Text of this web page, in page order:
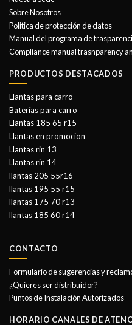
Sobre Nosotros
Politica de protección de datos
Manual del programa de
Compliance manual trasnparency
PRODUCTOS DESTACADOS
Llantas para carro
Baterías para carro
Llantas 185 65 r15
Llantas en promocion
Llantas rin 13
Llantas rin 14
llantas 205 55r16
llantas 195 55 r15
llantas 175 70 r13
llantas 185 60 r14
CONTACTO
Formulario de sugerencias y
¿Quieres ser distribuidor?
Puntos de Instalación Autorizados
HORARIO CANALES DE